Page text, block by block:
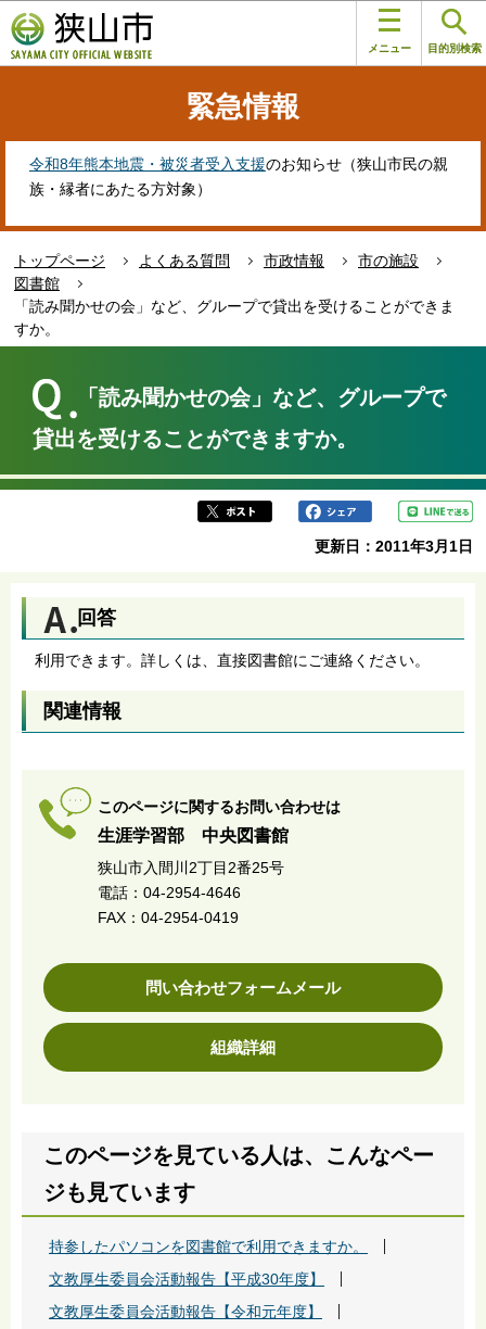
の
ペ
す
メニュー 目的別検索
緊急情報
令和8年熊本地震・被災者受入支援のお知らせ（狭山市民の親
族・縁者にあたる方対象）
トップページ よくある質問 市政情報
市の施設
図書館
「読み聞かせの会」など、グループで貸出を受けることができま
すか。
ら
「読み聞かせの会」など、グループで
貸出を受けることができますか。
更新日：2011年3月1日
回答
利用できます。詳しくは、直接図書館にご連絡ください。
関連情報
このページに関するお問い合わせは
生涯学習部 中央図書館
狭山市入間川2丁目2番25号
電話：04-2954-4646
FAX：04-2954-0419
問い合わせフォームメール
組織詳細
このページを見ている人は、こんなペー
ジも見ています
持参したパソコンを図書館で利用できますか。
文教厚生委員会活動報告【平成30年度】
文教厚生委員会活動報告【令和元年度】